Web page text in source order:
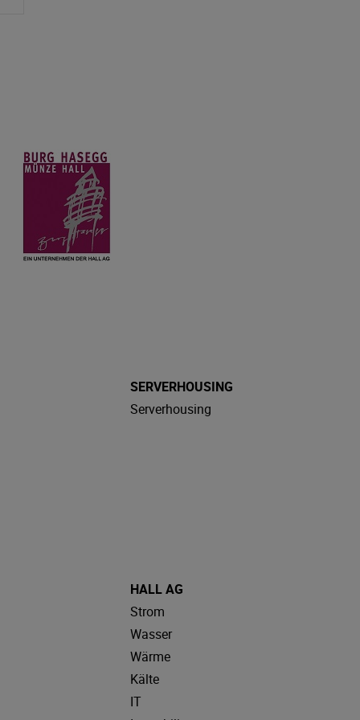
SERVERHOUSING
Serverhousing
HALL AG
Strom
Wasser
Wärme
Kälte
IT